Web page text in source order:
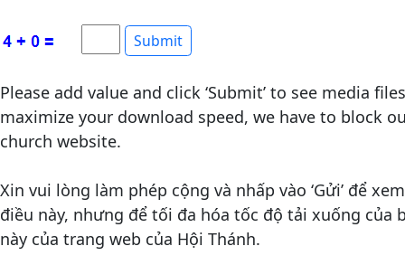
Please add value and click ‘Submit’ to see media
maximize your download speed, we have to block
church website.
Xin vui lòng làm phép cộng và nhấp vào ‘Gửi’ để
điều này, nhưng để tối đa hóa tốc độ tải xuống của
này của trang web của Hội Thánh.